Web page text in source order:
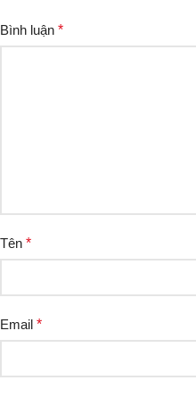
Bình luận *
Tên *
Email *